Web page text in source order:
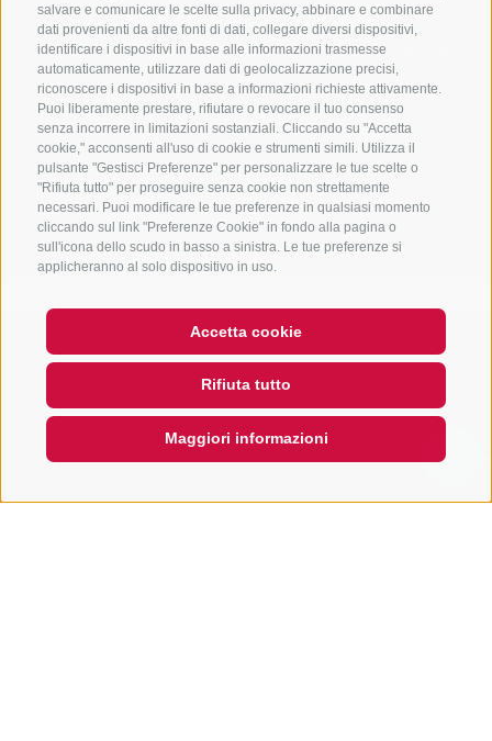
salvare e comunicare le scelte sulla privacy, abbinare e combinare
dati provenienti da altre fonti di dati, collegare diversi dispositivi,
identificare i dispositivi in base alle informazioni trasmesse
automaticamente, utilizzare dati di geolocalizzazione precisi,
riconoscere i dispositivi in base a informazioni richieste attivamente.
Puoi liberamente prestare, rifiutare o revocare il tuo consenso
senza incorrere in limitazioni sostanziali. Cliccando su "Accetta
cookie," acconsenti all'uso di cookie e strumenti simili. Utilizza il
pulsante "Gestisci Preferenze" per personalizzare le tue scelte o
"Rifiuta tutto" per proseguire senza cookie non strettamente
necessari. Puoi modificare le tue preferenze in qualsiasi momento
cliccando sul link "Preferenze Cookie" in fondo alla pagina o
sull'icona dello scudo in basso a sinistra. Le tue preferenze si
applicheranno al solo dispositivo in uso.
Accetta cookie
Rifiuta tutto
Maggiori informazioni
Sul Monte Sommo
Il Monte Sommo è raggiungibile con una salita un
po’ ripida in 1 ora e mezza. La vista su Vipiteno
ripaga della fatica fatta. E durante la discesa vi
aspettano il maso Braunhof e la malga
Prantneralm con deliziosi piatti tipici.
ALL'ESCURSIONE
La Cima di Stilves
La cima di Stilves è ideale per una passeggiata con
l'intera famiglia. A partire dal Passo Pennes si
arriva sulla cima a quasi 2500 m in un'ora. Il
nostro consiglio: salire sulla Cima di Stilves all’alba
e godersi il sorgere del sole nel bel mezzo delle
Alpi.
Passo Pennes e Cima
"Gänsekragen"
Questa facile escursione è adatta anche ai
bambini più piccoli. Sul percorso ad anello di due
chilometri dal Passo di Pennes si cammina verso il
lago del Passo Pennes e si gode della vista sulle
Alpi Sarentine.
QUICKLINKS